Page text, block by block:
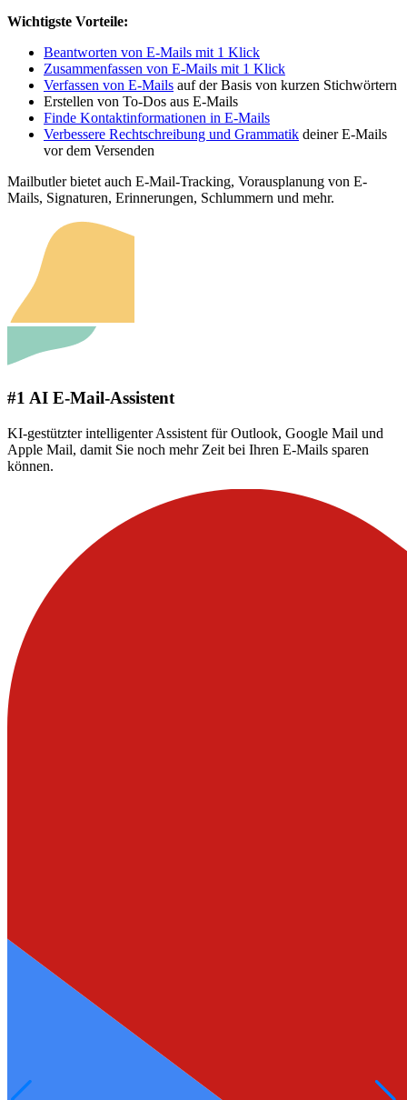
Wichtigste Vorteile:
Beantworten von E-Mails mit 1 Klick
Zusammenfassen von E-Mails mit 1 Klick
Verfassen von E-Mails auf der Basis von kurzen Stichwörtern
Erstellen von To-Dos aus E-Mails
Finde Kontaktinformationen in E-Mails
Verbessere Rechtschreibung und Grammatik deiner E-Mails
vor dem Versenden
Mailbutler bietet auch E-Mail-Tracking, Vorausplanung von E-
Mails, Signaturen, Erinnerungen, Schlummern und mehr.
#1 AI E-Mail-Assistent
KI-gestützter intelligenter Assistent für Outlook, Google Mail und
Apple Mail, damit Sie noch mehr Zeit bei Ihren E-Mails sparen
können.